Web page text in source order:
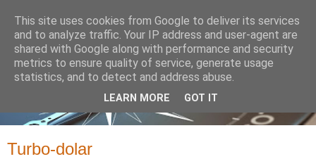
Turbo-dolar
This site uses cookies from Google to deliver its services
and to analyze traffic. Your IP address and user-agent are
shared with Google along with performance and security
metrics to ensure quality of service, generate usage
statistics, and to detect and address abuse.
LEARN MORE GOT IT